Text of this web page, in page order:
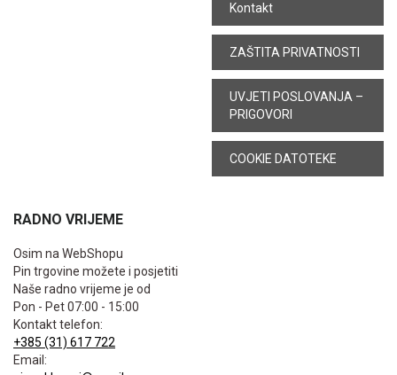
Kontakt
ZAŠTITA PRIVATNOSTI
UVJETI POSLOVANJA –
PRIGOVORI
COOKIE DATOTEKE
RADNO VRIJEME
Osim na WebShopu
Pin trgovine možete i posjetiti
Naše radno vrijeme je od
Pon - Pet 07:00 - 15:00
Kontakt telefon:
+385 (31) 617 722
Email: